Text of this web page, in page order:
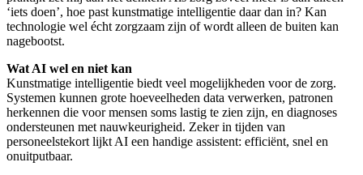
‘iets doen’, hoe past kunstmatige intelligentie daar dan in? Kan
technologie wel écht zorgzaam zijn of wordt alleen de buiten kan
nagebootst.
Wat AI wel en niet kan
Kunstmatige intelligentie biedt veel mogelijkheden voor de zorg.
Systemen kunnen grote hoeveelheden data verwerken, patronen
herkennen die voor mensen soms lastig te zien zijn, en diagnoses
ondersteunen met nauwkeurigheid. Zeker in tijden van
personeelstekort lijkt AI een handige assistent: efficiënt, snel en
onuitputbaar.